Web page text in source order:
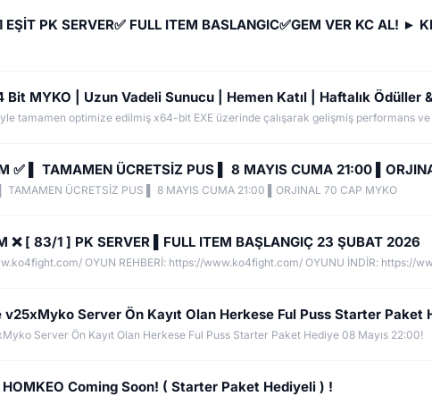
TAMAMEN ÜCRETSİZ PUS ▌ 8 MAYIS CUMA 21:00 ▌ORJINAL 70 CAP MYKO
❌ [ 83/1 ] PK SERVER ▌FULL ITEM BAŞLANGIÇ 23 ŞUBAT 2026
Server Ön Kayıt Olan Herkese Ful Puss Starter Paket Hediye 08 Mayıs 22:00!
Coming Soon! ( Starter Paket Hediyeli ) !